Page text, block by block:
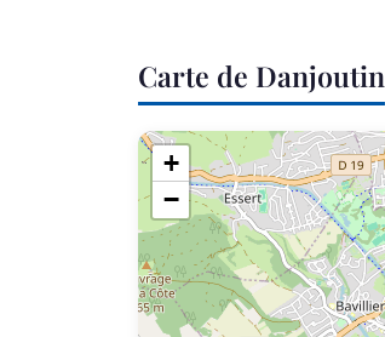
Carte de Danjoutin
+
−